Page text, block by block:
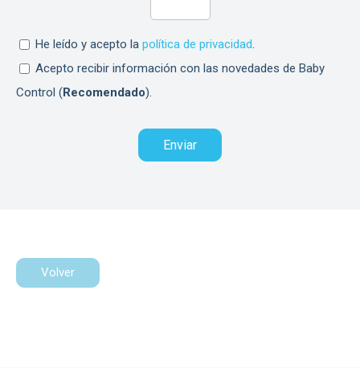
He leído y acepto la política de privacidad
Acepto recibir información con las novedades de Baby
Control (Recomendado).
Volver